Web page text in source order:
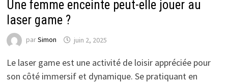
Une femme enceinte peut-elle jouer au
laser game ?
parSimon juin 2, 2025
Le laser game est une activité de loisir appréciée pour
son côté immersif et dynamique. Se pratiquant en